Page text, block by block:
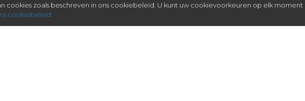
cookies zoals beschreven in ons cookiebeleid. U kunt uw cookievoorkeuren op elk
cookiebeleid